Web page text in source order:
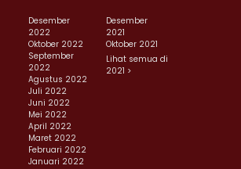
Desember
2022
Oktober 2022
September
2022
Agustus 2022
Juli 2022
Juni 2022
Mei 2022
April 2022
Maret 2022
Februari 2022
Januari 2022
Desember
2021
Oktober 2021
Lihat semua di
2021 >